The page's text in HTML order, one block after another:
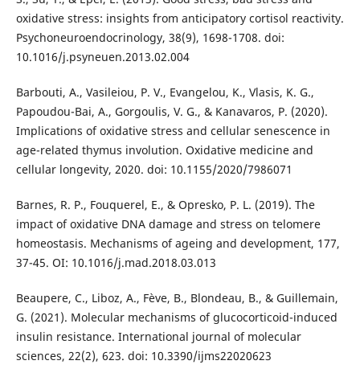
oxidative stress: insights from anticipatory cortisol reactivity.
Psychoneuroendocrinology, 38(9), 1698-1708. doi:
10.1016/j.psyneuen.2013.02.004
Barbouti, A., Vasileiou, P. V., Evangelou, K., Vlasis, K. G.,
Papoudou-Bai, A., Gorgoulis, V. G., & Kanavaros, P. (2020).
Implications of oxidative stress and cellular senescence in
age-related thymus involution. Oxidative medicine and
cellular longevity, 2020. doi: 10.1155/2020/7986071
Barnes, R. P., Fouquerel, E., & Opresko, P. L. (2019). The
impact of oxidative DNA damage and stress on telomere
homeostasis. Mechanisms of ageing and development, 177,
37-45. OI: 10.1016/j.mad.2018.03.013
Beaupere, C., Liboz, A., Fève, B., Blondeau, B., & Guillemain,
G. (2021). Molecular mechanisms of glucocorticoid-induced
insulin resistance. International journal of molecular
sciences, 22(2), 623. doi: 10.3390/ijms22020623